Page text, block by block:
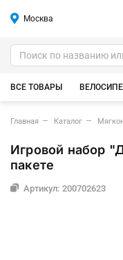
Москва
ВСЕ ТОВАРЫ
Главная Каталог
Игровой набор
пакете
Артикул: 200702623